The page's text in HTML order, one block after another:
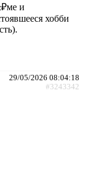
и
хобби
29/05/2026 08:04:18
#3243342